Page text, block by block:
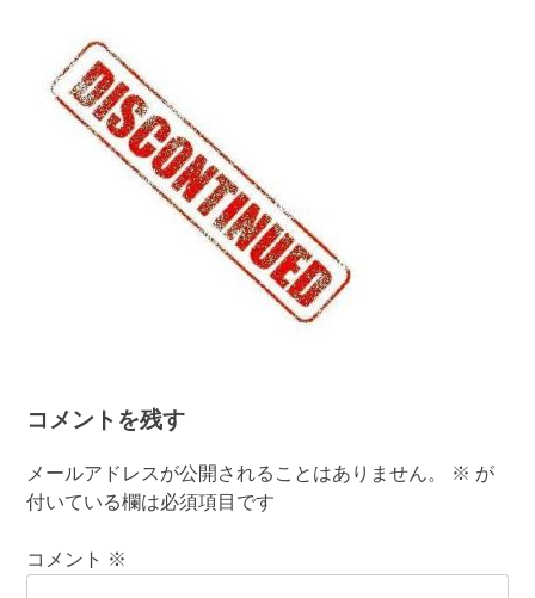
コメントを残す
メールアドレスが公開されることはありません。 ※ が
付いている欄は必須項目です
コメント ※